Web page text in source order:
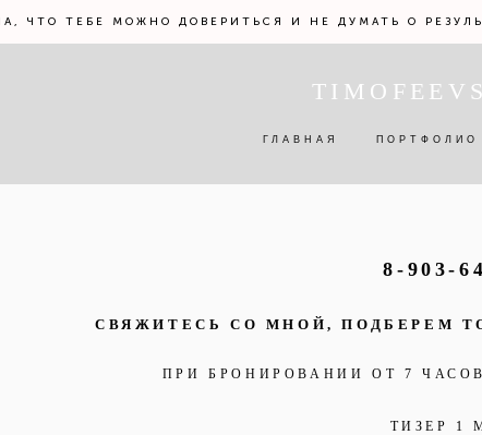
ЧТО ТЕБЕ МОЖНО ДОВЕРИТЬСЯ И НЕ ДУМАТЬ О
ГЛАВНАЯ ПОРТФОЛИО
ГЛАВНАЯ ПОРТФОЛИО
8-903-
СВЯЖИТЕСЬ СО МНОЙ, ПОДБЕРЕМ
ПРИ БРОНИРОВАНИИ ОТ 7
ТИЗЕР 1